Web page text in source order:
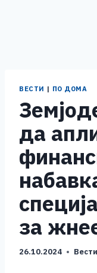
ВЕСТИ | ПО ДОМА
да
за
26.10.2024 Вести